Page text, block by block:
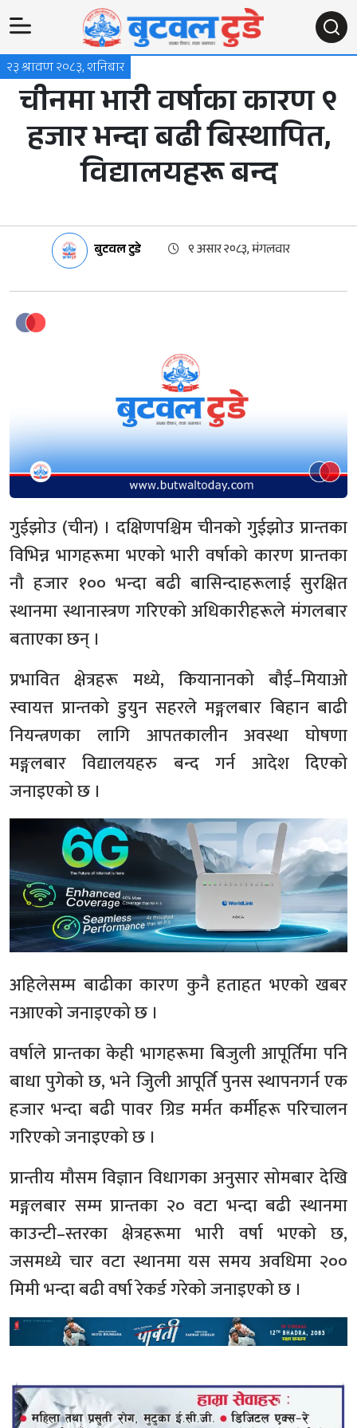
२३ श्रावण २०८३, शनिबार
चीनमा भारी वर्षाका कारण ९
हजार भन्दा बढी बिस्थापित,
विद्यालयहरू बन्द
बुटवल टुडे ९ असार २०८३, मंगलवार
गुईझोउ (चीन) । दक्षिणपश्चिम चीनको गुईझोउ प्रान्तका
विभिन्न भागहरूमा भएको भारी वर्षाको कारण प्रान्तका
नौ हजार १०० भन्दा बढी बासिन्दाहरूलाई सुरक्षित
स्थानमा स्थानास्त्रण गरिएको अधिकारीहरूले मंगलबार
बताएका छन् ।
प्रभावित क्षेत्रहरू मध्ये, कियानानको बौई–मियाओ
स्वायत्त प्रान्तको डुयुन सहरले मङ्गलबार बिहान बाढी
नियन्त्रणका लागि आपतकालीन अवस्था घोषणा
मङ्गलबार विद्यालयहरु बन्द गर्न आदेश दिएको
जनाइएको छ ।
अहिलेसम्म बाढीका कारण कुनै हताहत भएको खबर
नआएको जनाइएको छ ।
वर्षाले प्रान्तका केही भागहरूमा बिजुली आपूर्तिमा पनि
बाधा पुगेको छ, भने जिुली आपूर्ति पुनस स्थापनगर्न एक
हजार भन्दा बढी पावर ग्रिड मर्मत कर्मीहरू परिचालन
गरिएको जनाइएको छ ।
प्रान्तीय मौसम विज्ञान विधागका अनुसार सोमबार देखि
मङ्गलबार सम्म प्रान्तका २० वटा भन्दा बढी स्थानमा
काउन्टी–स्तरका क्षेत्रहरूमा भारी वर्षा भएको छ,
जसमध्ये चार वटा स्थानमा यस समय अवधिमा २००
मिमी भन्दा बढी वर्षा रेकर्ड गरेको जनाइएको छ ।